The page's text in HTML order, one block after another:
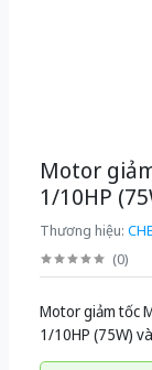
Motor
1/10HP
Thương hiệu:
(0)
Motor giảm tốc
1/10HP (75W)